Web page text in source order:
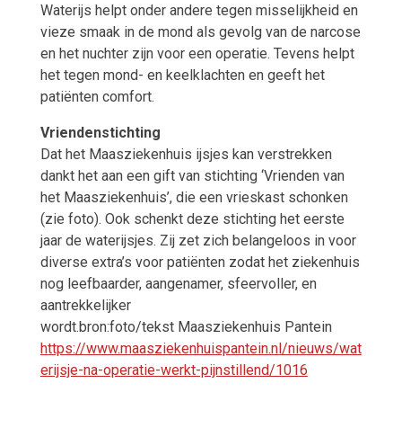
Waterijs helpt onder andere tegen misselijkheid en
vieze smaak in de mond als gevolg van de narcose
en het nuchter zijn voor een operatie. Tevens helpt
het tegen mond- en keelklachten en geeft het
patiënten comfort.
Vriendenstichting
Dat het Maasziekenhuis ijsjes kan verstrekken
dankt het aan een gift van stichting ‘Vrienden van
het Maasziekenhuis’, die een vrieskast schonken
(zie foto). Ook schenkt deze stichting het eerste
jaar de waterijsjes. Zij zet zich belangeloos in voor
diverse extra’s voor patiënten zodat het ziekenhuis
nog leefbaarder, aangenamer, sfeervoller, en
aantrekkelijker
wordt.bron:foto/tekst Maasziekenhuis Pantein
https://www.maasziekenhuispantein.nl/nieuws/wat
erijsje-na-operatie-werkt-pijnstillend/1016